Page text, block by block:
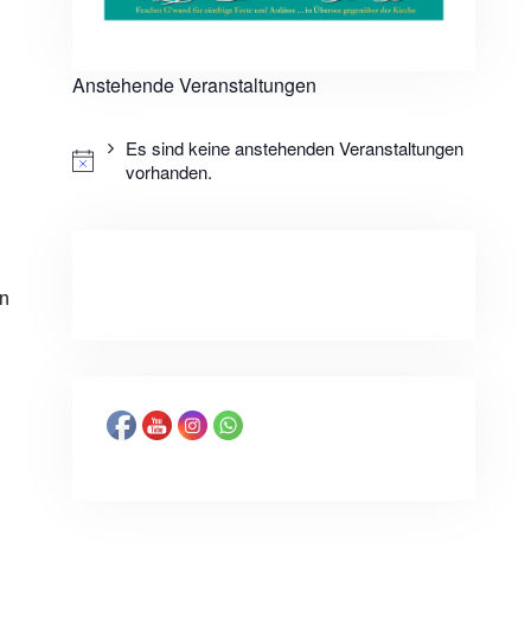
Anstehende Veranstaltungen
Es sind keine anstehenden Veranstaltungen
vorhanden.